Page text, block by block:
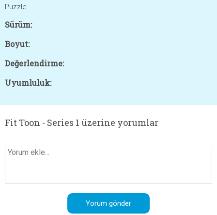
Puzzle
Sürüm:
Boyut:
Değerlendirme:
Uyumluluk:
Fit Toon - Series 1 üzerine yorumlar